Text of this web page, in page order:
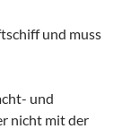
und muss
und
nicht mit der